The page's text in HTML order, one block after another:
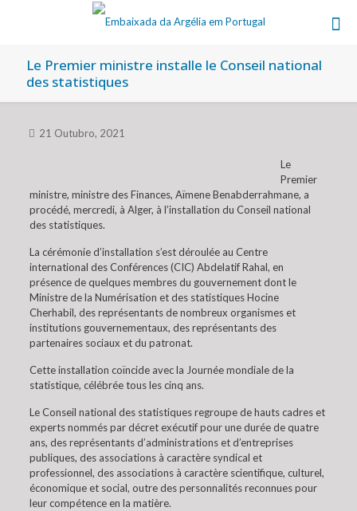
Le Premier ministre installe le Conseil national
des statistiques
21 Outubro, 2021
Le
Premier
ministre, ministre des Finances, Aïmene Benabderrahmane, a
procédé, mercredi, à Alger, à l’installation du Conseil national
des statistiques.
La cérémonie d’installation s’est déroulée au Centre
international des Conférences (CIC) Abdelatif Rahal, en
présence de quelques membres du gouvernement dont le
Ministre de la Numérisation et des statistiques Hocine
Cherhabil, des représentants de nombreux organismes et
institutions gouvernementaux, des représentants des
partenaires sociaux et du patronat.
Cette installation coïncide avec la Journée mondiale de la
statistique, célébrée tous les cinq ans.
Le Conseil national des statistiques regroupe de hauts cadres et
experts nommés par décret exécutif pour une durée de quatre
ans, des représentants d’administrations et d’entreprises
publiques, des associations à caractère syndical et
professionnel, des associations à caractère scientifique, culturel,
économique et social, outre des personnalités reconnues pour
leur compétence en la matière.